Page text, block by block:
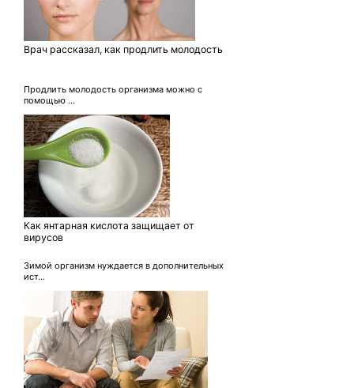
Врач рассказал, как продлить молодость
Продлить молодость организма можно с
помощью ...
Как янтарная кислота защищает от
вирусов
Зимой организм нуждается в дополнительных
ист...